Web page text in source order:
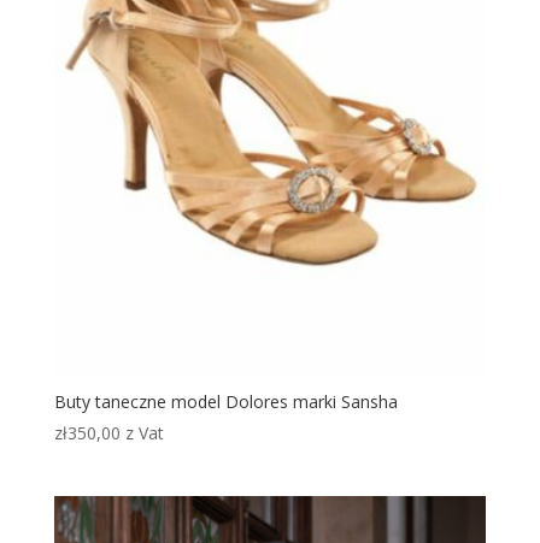
Buty taneczne model Dolores marki Sansha
zł350,00 z Vat